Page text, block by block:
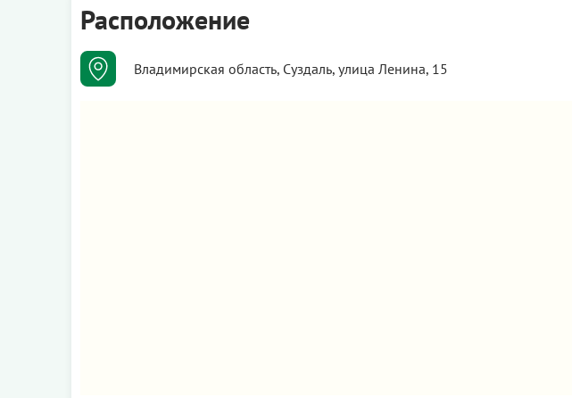
Расположение
Владимирская область, Суздаль, улица Ленина, 15